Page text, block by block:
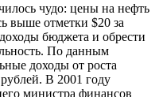
чудо: цены на нефть
выше отметки $20 за
бюджета и обрести
По данным
доходы от роста
В 2001 году
министра финансов